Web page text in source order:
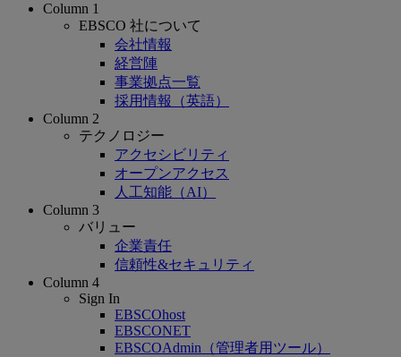
Column 1
EBSCO 社について
会社情報
経営陣
事業拠点一覧
採用情報（英語）
Column 2
テクノロジー
アクセシビリティ
オープンアクセス
人工知能（AI）
Column 3
バリュー
企業責任
信頼性&セキュリティ
Column 4
Sign In
EBSCOhost
EBSCONET
EBSCOAdmin（管理者用ツール）